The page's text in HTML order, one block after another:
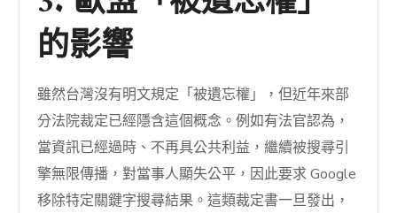
的影響
雖然台灣沒有明文規定「被遺忘權」，但近年來部
分法院裁定已經隱含這個概念。例如有法官認為，
當資訊已經過時、不再具公共利益，繼續被搜尋引
擎無限傳播，對當事人顯失公平，因此要求 Google
移除特定關鍵字搜尋結果。這類裁定書一旦發出，